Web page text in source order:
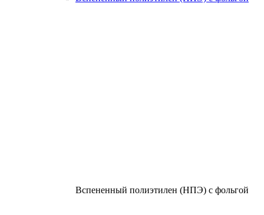
Вспененный полиэтилен (НПЭ) с фольгой